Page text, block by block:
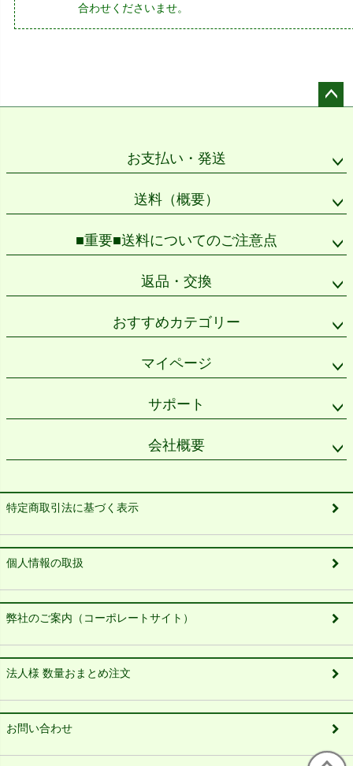
合わせくださいませ。
お支払い・発送
送料（概要）
■重要■送料についてのご注意点
返品・交換
おすすめカテゴリー
マイページ
サポート
会社概要
特定商取引法に基づく表示
個人情報の取扱
弊社のご案内（コーポレートサイト）
法人様 数量おまとめ注文
お問い合わせ